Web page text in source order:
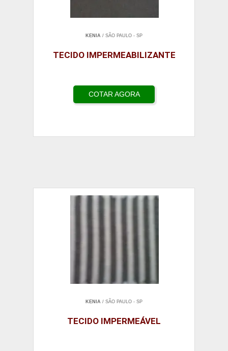
KENIA / SÃO PAULO - SP
TECIDO IMPERMEABILIZANTE
COTAR AGORA
KENIA / SÃO PAULO - SP
TECIDO IMPERMEÁVEL